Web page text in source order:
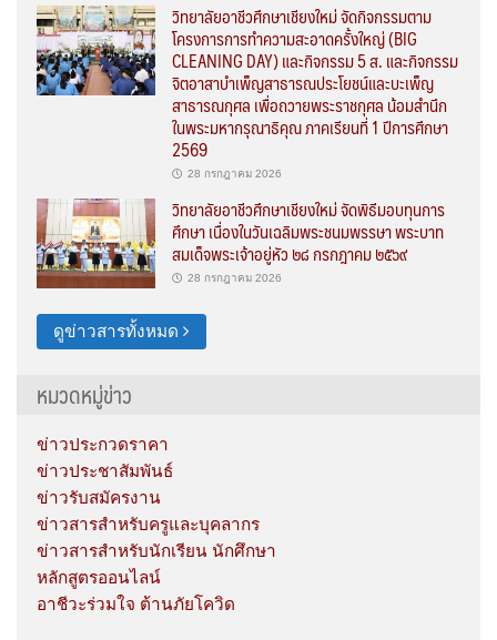
วิทยาลัยอาชีวศึกษาเชียงใหม่ จัดกิจกรรมตาม
โครงการการทำความสะอาดครั้งใหญ่ (BIG
CLEANING DAY) และกิจกรรม 5 ส. และกิจกรรม
จิตอาสาบำเพ็ญสาธารณประโยชน์และบะเพ็ญ
สาธารณกุศล เพื่อถวายพระราชกุศล น้อมสำนึก
ในพระมหากรุณาธิคุณ ภาคเรียนที่ 1 ปีการศึกษา
2569
28 กรกฎาคม 2026
วิทยาลัยอาชีวศึกษาเชียงใหม่ จัดพิธีมอบทุนการ
ศึกษา เนื่องในวันเฉลิมพระชนมพรรษา พระบาท
สมเด็จพระเจ้าอยู่หัว ๒๘ กรกฎาคม ๒๕๖๙
28 กรกฎาคม 2026
ดูข่าวสารทั้งหมด
หมวดหมู่ข่าว
ข่าวประกวดราคา
ข่าวประชาสัมพันธ์
ข่าวรับสมัครงาน
ข่าวสารสำหรับครูและบุคลากร
ข่าวสารสำหรับนักเรียน นักศึกษา
หลักสูตรออนไลน์
อาชีวะร่วมใจ ต้านภัยโควิด